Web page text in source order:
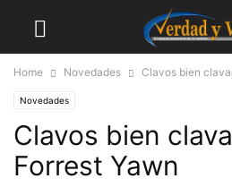
Home Novedades Clavos bien
Novedades
Clavos bien
Forrest Yawn